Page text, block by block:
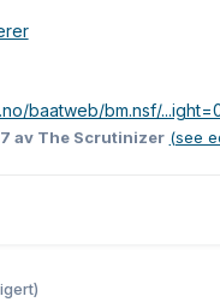
baatweb/bm.nsf/
av The Scrutinizer (see